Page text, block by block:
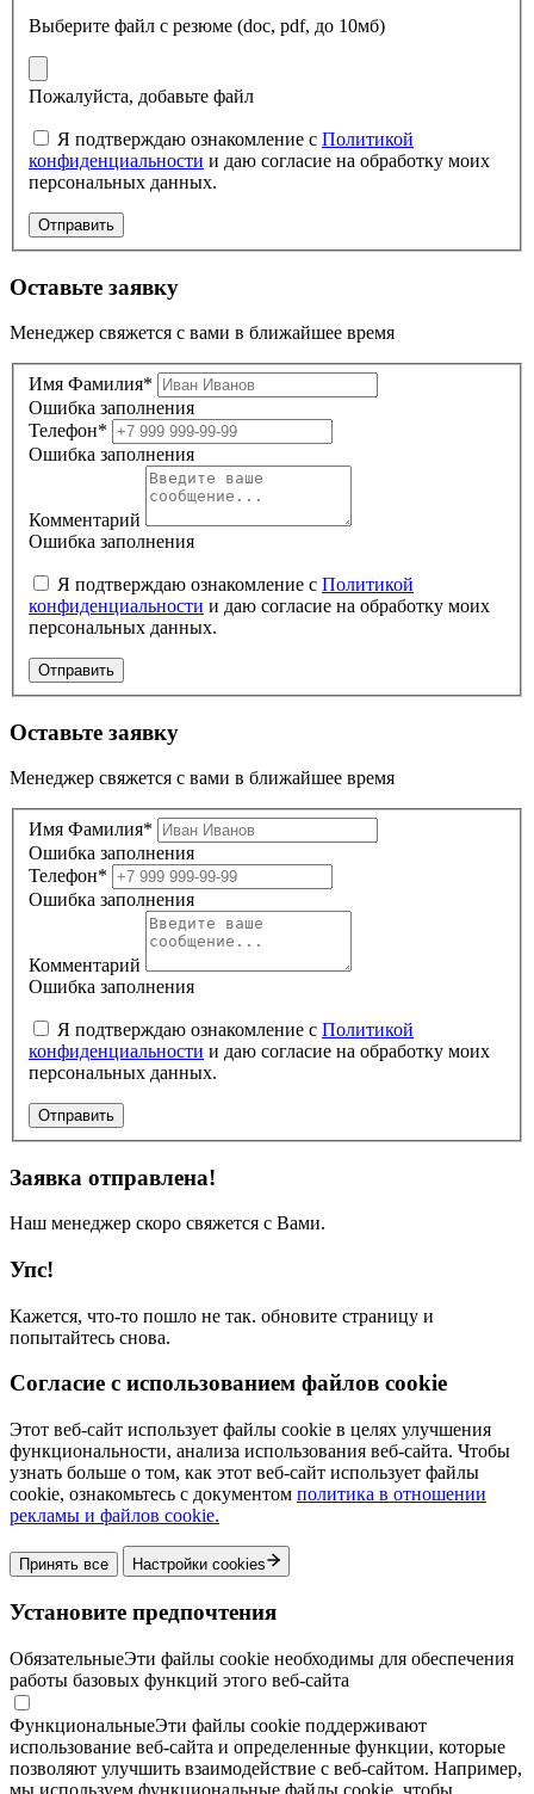
Выберите файл с резюме (doc, pdf, до 10мб)
Пожалуйста, добавьте файл
Я подтверждаю ознакомление с Политикой
конфиденциальности
персональных данных.
Отправить
Оставьте заявку
Менеджер свяжется с вами в ближайшее время
Имя Фамилия*
Ошибка заполнения
Телефон*
Ошибка заполнения
Комментарий
Ошибка заполнения
Я подтверждаю ознакомление с Политикой
конфиденциальности
персональных данных.
Отправить
Оставьте заявку
Менеджер свяжется с вами в ближайшее время
Имя Фамилия*
Ошибка заполнения
Телефон*
Ошибка заполнения
Комментарий
Ошибка заполнения
Я подтверждаю ознакомление с Политикой
конфиденциальности
персональных данных.
Отправить
Заявка отправлена!
Наш менеджер скоро свяжется с Вами.
Упс!
Кажется, что-то пошло не так. обновите страницу и
попытайтесь снова.
Согласие с использованием файлов cookie
Этот веб-сайт использует файлы cookie в целях улучшения
функциональности, анализа использования веб-сайта. Чтобы
узнать больше о том, как этот веб-сайт использует файлы
cookie, ознакомьтесь с документом политика в отношении
рекламы и файлов cookie.
Принять все Настройки cookies
Установите предпочтения
ОбязательныеЭти файлы cookie необходимы для обеспечения
работы базовых функций этого веб-сайта
ФункциональныеЭти файлы cookie поддерживают
использование веб-сайта и определенные функции, которые
позволяют улучшить взаимодействие с веб-сайтом. Например,
мы используем функциональные файлы cookie, чтобы